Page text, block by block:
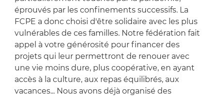
éprouvés par les confinements successifs. La
FCPE a donc choisi d'être solidaire avec les plus
vulnérables de ces familles. Notre fédération fait
appel à votre générosité pour financer des
projets qui leur permettront de renouer avec
une vie moins dure, plus coopérative, en ayant
accès à la culture, aux repas équilibrés, aux
vacances... Nous avons déjà organisé des